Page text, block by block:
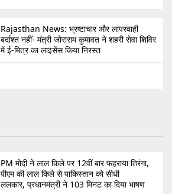
Rajasthan News: भ्रष्टाचार और लापरवाही
बर्दाश्त नहीं- मंत्री जोराराम कुमावत ने शहरी सेवा शिविर
में ई-मित्र का लाइसेंस किया निरस्त
PM मोदी ने लाल किले पर 12वीं बार फहराया तिरंगा,
पीएम की लाल किले से पाकिस्तान को सीधी
ललकार, प्रधानमंत्री ने 103 मिनट का दिया भाषण